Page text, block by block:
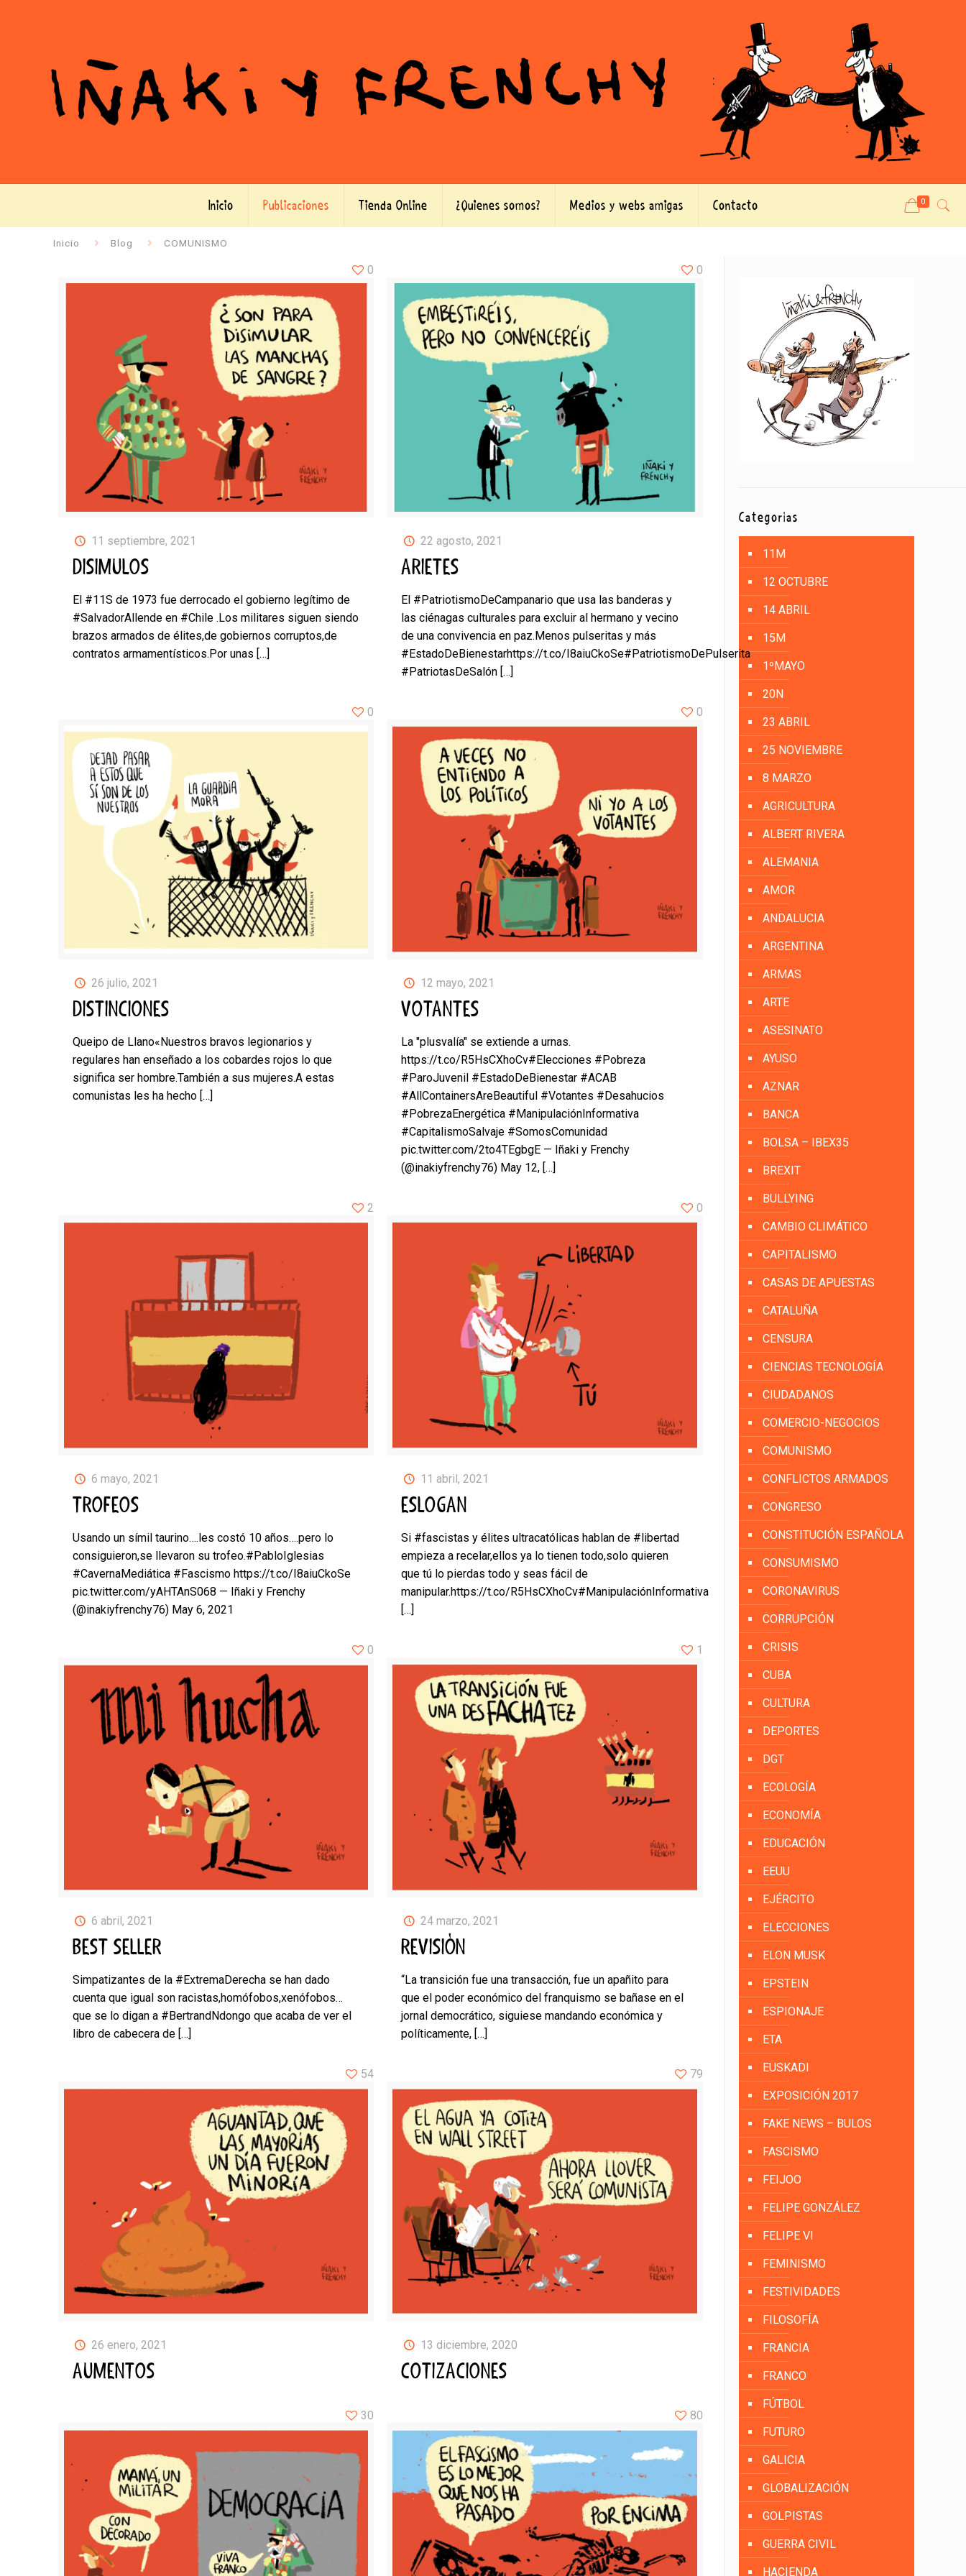
Inicio Publicaciones Tienda Online ¿Quienes somos? Medios y webs amigas Contacto 0
Inicio Blog COMUNISMO
11 septiembre, 2021
DISIMULOS
El #11S de 1973 fue derrocado el gobierno legítimo de
#SalvadorAllende en #Chile .Los militares siguen siendo
brazos armados de élites,de gobiernos corruptos,de
contratos armamentísticos.Por unas […]
0
22 agosto, 2021
ARIETES
El #PatriotismoDeCampanario que usa las banderas y
las ciénagas culturales para excluir al hermano y vecino
de una convivencia en paz.Menos pulseritas y más
#EstadoDeBienestarhttps://t.co/I8aiuCkoSe#PatriotismoDePulserita
#PatriotasDeSalón […]
0
26 julio, 2021
DISTINCIONES
Queipo de Llano«Nuestros bravos legionarios y
regulares han enseñado a los cobardes rojos lo que
significa ser hombre.También a sus mujeres.A estas
comunistas les ha hecho[…]
0
12 mayo, 2021
VOTANTES
La "plusvalía" se extiende a urnas.
https://t.co/R5HsCXhoCv#Elecciones #Pobreza
#ParoJuvenil #EstadoDeBienestar #ACAB
#AllContainersAreBeautiful #Votantes #Desahucios
#PobrezaEnergética #ManipulaciónInformativa
#CapitalismoSalvaje #SomosComunidad
pic.twitter.com/2to4TEgbgE — Iñaki y Frenchy
(@inakiyfrenchy76) May 12, […]
0
6 mayo, 2021
TROFEOS
Usando un símil taurino….les costó 10 años….pero lo
consiguieron,se llevaron su trofeo.#PabloIglesias
#CavernaMediática #Fascismo https://t.co/I8aiuCkoSe
pic.twitter.com/yAHTAnS068 — Iñaki y Frenchy
(@inakiyfrenchy76) May 6, 2021
2
11 abril, 2021
ESLOGAN
Si #fascistas y élites ultracatólicas hablan de #libertad
empieza a recelar,ellos ya lo tienen todo,solo quieren
que tú lo pierdas todo y seas fácil de
manipular.https://t.co/R5HsCXhoCv#ManipulaciónInformativa
[…]
0
6 abril, 2021
BEST SELLER
Simpatizantes de la #ExtremaDerecha se han dado
cuenta que igual son racistas,homófobos,xenófobos…
que se lo digan a #BertrandNdongo que acaba de ver el
libro de cabecera de[…]
0
24 marzo, 2021
REVISIÓN
“La transición fue una transacción, fue un apañito para
que el poder económico del franquismo se bañase en el
jornal democrático, siguiese mandando económica y
políticamente, […]
1
26 enero, 2021
AUMENTOS
54
13 diciembre, 2020
COTIZACIONES
79
30 80
Categorías
11M
12 OCTUBRE
14 ABRIL
15M
1ºMAYO
20N
23 ABRIL
25 NOVIEMBRE
8 MARZO
AGRICULTURA
ALBERT RIVERA
ALEMANIA
AMOR
ANDALUCIA
ARGENTINA
ARMAS
ARTE
ASESINATO
AYUSO
AZNAR
BANCA
BOLSA – IBEX35
BREXIT
BULLYING
CAMBIO CLIMÁTICO
CAPITALISMO
CASAS DE APUESTAS
CATALUÑA
CENSURA
CIENCIAS TECNOLOGÍA
CIUDADANOS
COMERCIO-NEGOCIOS
COMUNISMO
CONFLICTOS ARMADOS
CONGRESO
CONSTITUCIÓN ESPAÑOLA
CONSUMISMO
CORONAVIRUS
CORRUPCIÓN
CRISIS
CUBA
CULTURA
DEPORTES
DGT
ECOLOGÍA
ECONOMÍA
EDUCACIÓN
EEUU
EJÉRCITO
ELECCIONES
ELON MUSK
EPSTEIN
ESPIONAJE
ETA
EUSKADI
EXPOSICIÓN 2017
FAKE NEWS – BULOS
FASCISMO
FEIJOO
FELIPE GONZÁLEZ
FELIPE VI
FEMINISMO
FESTIVIDADES
FILOSOFÍA
FRANCIA
FRANCO
FÚTBOL
FUTURO
GALICIA
GLOBALIZACIÓN
GOLPISTAS
GUERRA CIVIL
HACIENDA